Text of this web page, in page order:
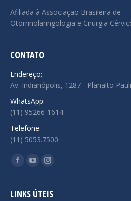
Afiliada à Associação Brasileira de
Otorrinolaringologia e Cirurgia
CONTATO
Endereço:
Av. Indianópolis, 1287 - Planalto
WhatsApp:
(11) 95266-1614
Telefone:
(11) 5053.7500
Encontre-nos em:
Facebook
opens
YouTube
opens
Instagram
opens
LINKS ÚTEIS